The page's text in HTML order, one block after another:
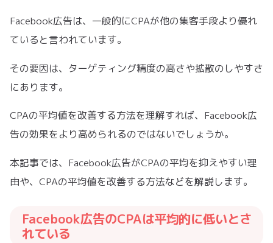
Facebook広告は、一般的にCPAが他の集客手段より優れ
ていると言われています。
その要因は、ターゲティング精度の高さや拡散のしやすさ
にあります。
CPAの平均値を改善する方法を理解すれば、Facebook広
告の効果をより高められるのではないでしょうか。
本記事では、Facebook広告がCPAの平均を抑えやすい理
由や、CPAの平均値を改善する方法などを解説します。
Facebook広告のCPAは平均的に低いとさ
れている